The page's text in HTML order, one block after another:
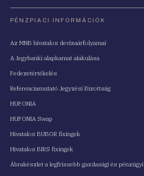
PÉNZPIACI INFORMÁCIÓK
Az MNB hivatalos devizaárfolyamai
A Jegybanki alapkamat alakulása
Fedezetértékelés
Referenciamutató Jegyzési Bizottság
HUFONIA
HUFONIA Swap
Hivatalos BUBOR fixingek
Hivatalos BIRS fixingek
Ábrakészlet a legfrissebb gazdasági és